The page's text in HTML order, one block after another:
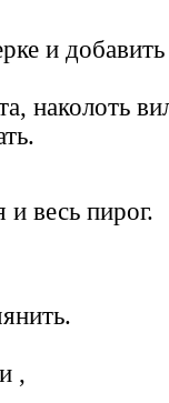
и добавить
наколоть
и весь пирог.
,